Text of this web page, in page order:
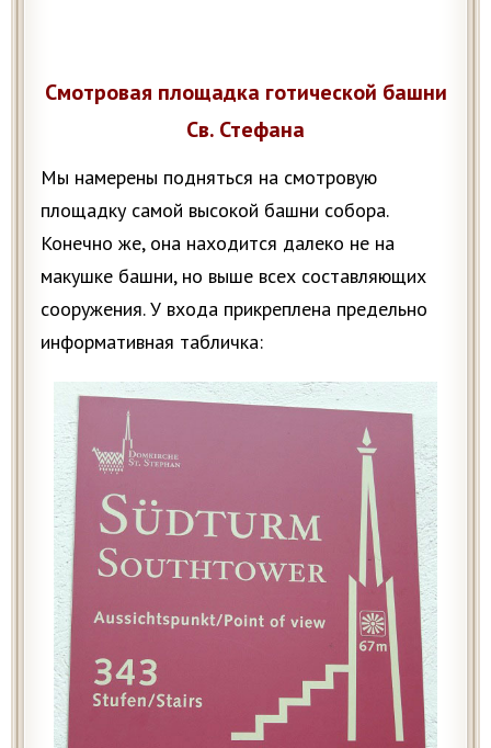
Смотровая площадка готической башни
Св. Стефана
Мы намерены подняться на смотровую
площадку самой высокой башни собора.
Конечно же, она находится далеко не на
макушке башни, но выше всех составляющих
сооружения. У входа прикреплена предельно
информативная табличка: